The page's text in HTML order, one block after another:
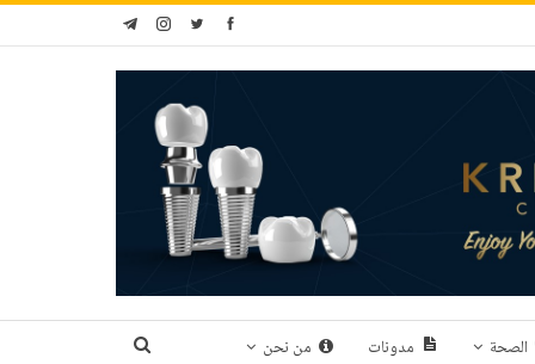
الصحة مدونات من نحن